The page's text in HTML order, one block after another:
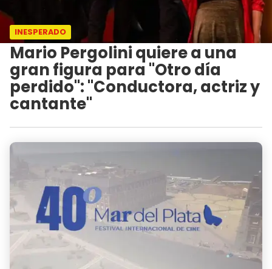
INESPERADO
Mario Pergolini quiere a una
gran figura para "Otro día
perdido": "Conductora, actriz y
cantante"